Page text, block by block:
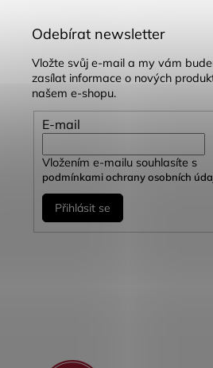
Odebírat newsletter
Vložte svůj e-mail a my vám
zasílat informace o nových
našem e-shopu.
E-mail
Vložením e-mailu souhlasíte s
podmínkami ochrany osobních
Přihlásit se